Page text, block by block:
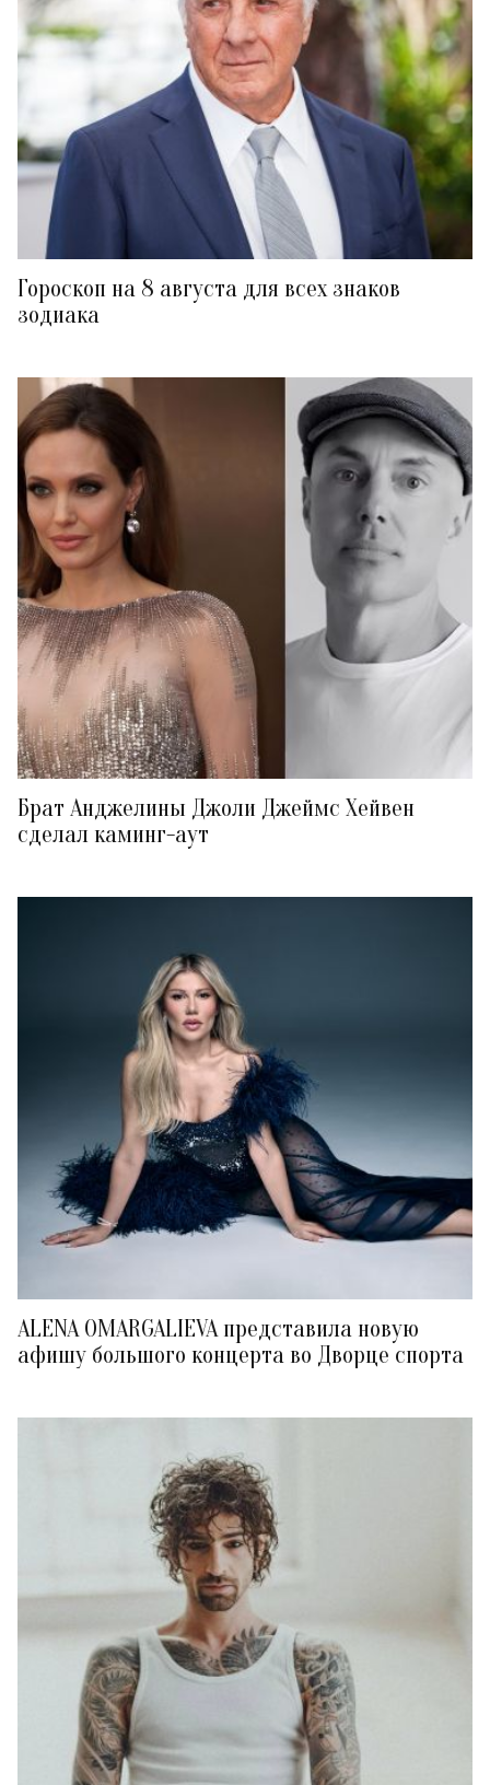
Гороскоп на 8 августа для всех знаков
зодиака
Брат Анджелины Джоли Джеймс Хейвен
сделал каминг-аут
ALENA OMARGALIEVA представила новую
афишу большого концерта во Дворце спорта